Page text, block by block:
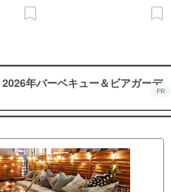
年バーベキュー＆ビアガーデ
PR